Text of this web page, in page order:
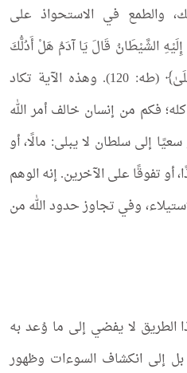
والطمع في الاستحواذ على
الشَّيْطَانُ قَالَ يَا آدَمُ هَلْ أَدُلُّكَ
عَلَىٰ شَجَرَةِ الْخُلْدِ وَمُلْكٍ لَا يَبْلَىٰ﴾ (طه: 120). وهذه الآية تكاد
فكم من إنسان خالف أمر الله
إلى سلطان لا يبلى: مالًا، أو
أو تفوقًا على الآخرين. إنه الوهم
وفي تجاوز حدود الله من
الطريق لا يفضي إلى ما وُعد به
إلى انكشاف السوءات وظهور